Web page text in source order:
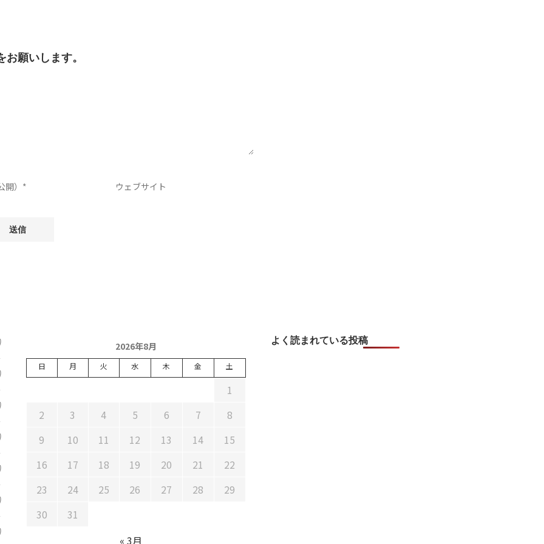
お願いします。
2026年8月
日 月 火 水 木 金 土
1
2
3 4 5 6 7
8
9
10 11 12 13 14
15
16
17 18 19 20 21
22
23
24 25 26 27 28
29
30
31
« 3月
よく読まれている投稿